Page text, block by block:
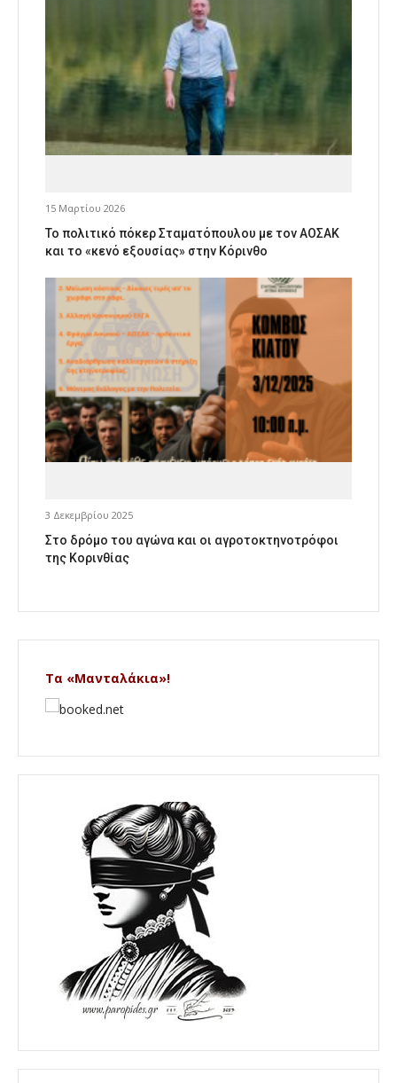
15 Μαρτίου 2026
Το πολιτικό πόκερ Σταματόπουλου με τον ΑΟΣΑΚ
και το «κενό εξουσίας» στην Κόρινθο
3 Δεκεμβρίου 2025
Στο δρόμο του αγώνα και οι αγροτοκτηνοτρόφοι
της Κορινθίας
Τα «Μανταλάκια»!